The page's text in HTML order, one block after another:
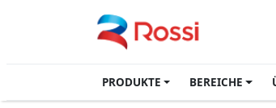
PRODUKTE BEREICHE